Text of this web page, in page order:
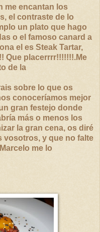
me encantan los
el contraste de lo
un plato que hago
o el famoso canard a
el es Steak Tartar,
Que placerrrr!!!!!!!.Me
de la
sobre lo que os
conoceríamos mejor
gran festejo donde
más o menos los
la gran cena, os diré
vosotros, y que no falte
me lo